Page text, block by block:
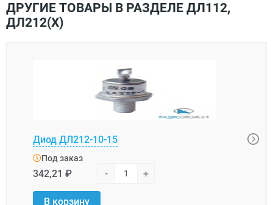
ДРУГИЕ ТОВАРЫ В РАЗДЕЛЕ ДЛ112,
ДЛ212(Х)
Диод ДЛ212-10-15
Под заказ
342,21 ₽ - +
В корзину